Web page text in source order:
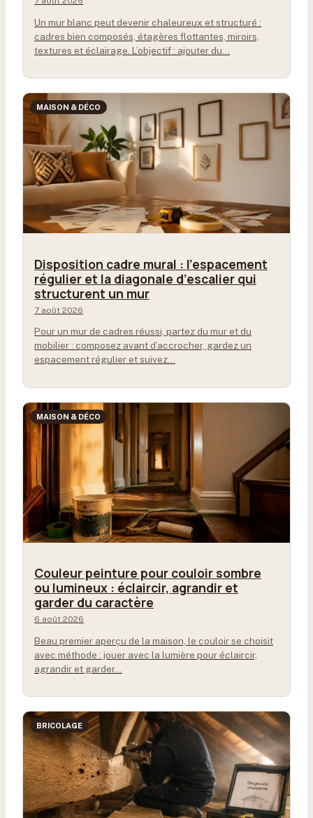
Un mur blanc peut devenir chaleureux et structuré :
cadres bien composés, étagères flottantes, miroirs,
textures et éclairage. L’objectif : ajouter du…
MAISON & DÉCO
Disposition cadre mural : l’espacement
régulier et la diagonale d’escalier qui
structurent un mur
7 août 2026
Pour un mur de cadres réussi, partez du mur et du
mobilier : composez avant d’accrocher, gardez un
espacement régulier et suivez…
MAISON & DÉCO
Couleur peinture pour couloir sombre
ou lumineux : éclaircir, agrandir et
garder du caractère
6 août 2026
Beau premier aperçu de la maison, le couloir se choisit
avec méthode : jouer avec la lumière pour éclaircir,
agrandir et garder…
BRICOLAGE